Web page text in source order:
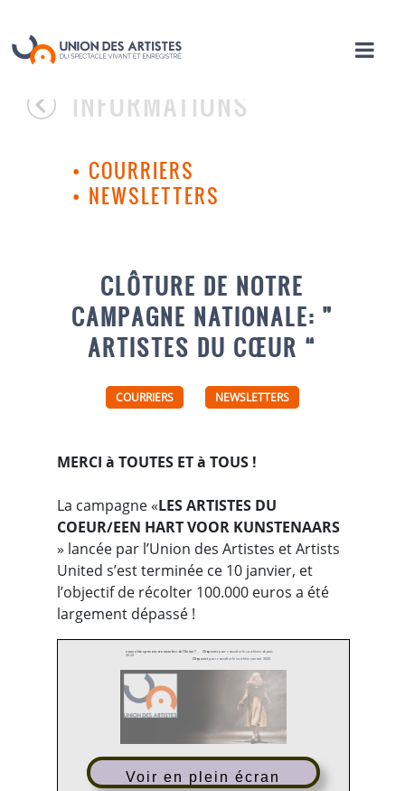
INFORMATIONS
• COURRIERS
• NEWSLETTERS
CLÔTURE DE NOTRE
CAMPAGNE NATIONALE: ”
ARTISTES DU CŒUR “
COURRIERS NEWSLETTERS
MERCI à TOUTES ET à TOUS !
La campagne «LES ARTISTES DU
COEUR/EEN HART VOOR KUNSTENAARS
» lancée par l’Union des Artistes et Artists
United s’est terminée ce 10 janvier, et
l’objectif de récolter 100.000 euros a été
largement dépassé !
Voir en plein écran
vous n'êtes pas encore membre de l'Union ? Cliquez icipour consulter les archives depuis
2020
Cliquez icipour consulter les archives avant 2020